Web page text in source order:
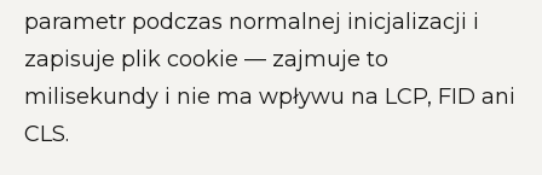
parametr podczas normalnej inicjalizacji i
zapisuje plik cookie — zajmuje to
milisekundy i nie ma wpływu na LCP, FID ani
CLS.